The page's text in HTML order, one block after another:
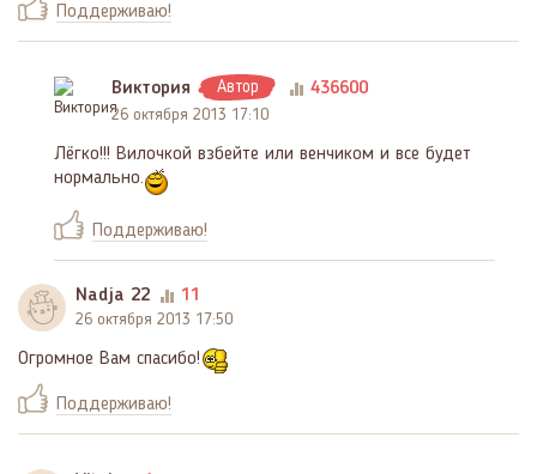
Поддерживаю!
Виктория Автор 436600
26 октября 2013 17:10
Лёгко!!! Вилочкой взбейте или венчиком и все будет
нормально.
Поддерживаю!
Nadja 22 11
26 октября 2013 17:50
Огромное Вам спасибо!
Поддерживаю!